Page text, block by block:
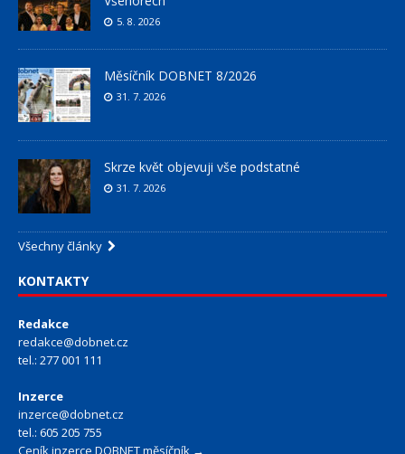
5. 8. 2026
Měsíčník DOBNET 8/2026
31. 7. 2026
Skrze květ objevuji vše podstatné
31. 7. 2026
Všechny články
KONTAKTY
Redakce
redakce@dobnet.cz
tel.: 277 001 111
Inzerce
inzerce@dobnet.cz
tel.: 605 205 755
Ceník inzerce DOBNET měsíčník →